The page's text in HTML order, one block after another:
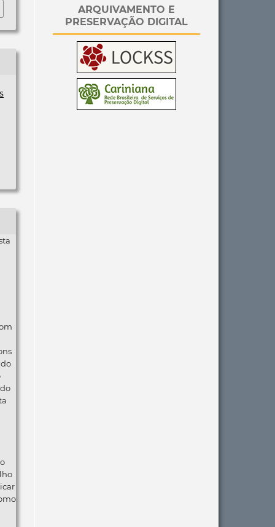
ARQUIVAMENTO E
PRESERVAÇÃO DIGITAL